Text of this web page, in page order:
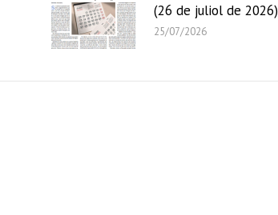
(26 de juliol de 2026)
25/07/2026